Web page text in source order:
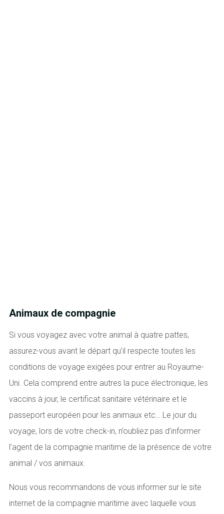
Animaux de compagnie
Si vous voyagez avec votre animal à quatre pattes,
assurez-vous avant le départ qu’il respecte toutes les
conditions de voyage exigées pour entrer au Royaume-
Uni. Cela comprend entre autres la puce électronique, les
vaccins à jour, le certificat sanitaire vétérinaire et le
passeport européen pour les animaux etc… Le jour du
voyage, lors de votre check-in, n’oubliez pas d’informer
l’agent de la compagnie maritime de la présence de votre
animal / vos animaux.
Nous vous recommandons de vous informer sur le site
internet de la compagnie maritime avec laquelle vous